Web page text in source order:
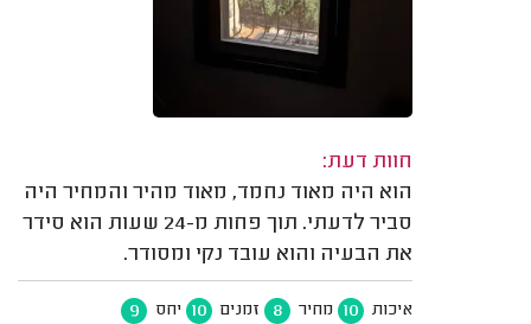
חוות דעת:
הוא היה מאוד נחמד, מאוד מהיר והמחיר היה
סביר לדעתי. תוך פחות מ-24 שעות הוא סידר
את הבעיה והוא עובד נקי ומסודר.
איכות 10 מחיר 8 זמנים 10 יחס 9